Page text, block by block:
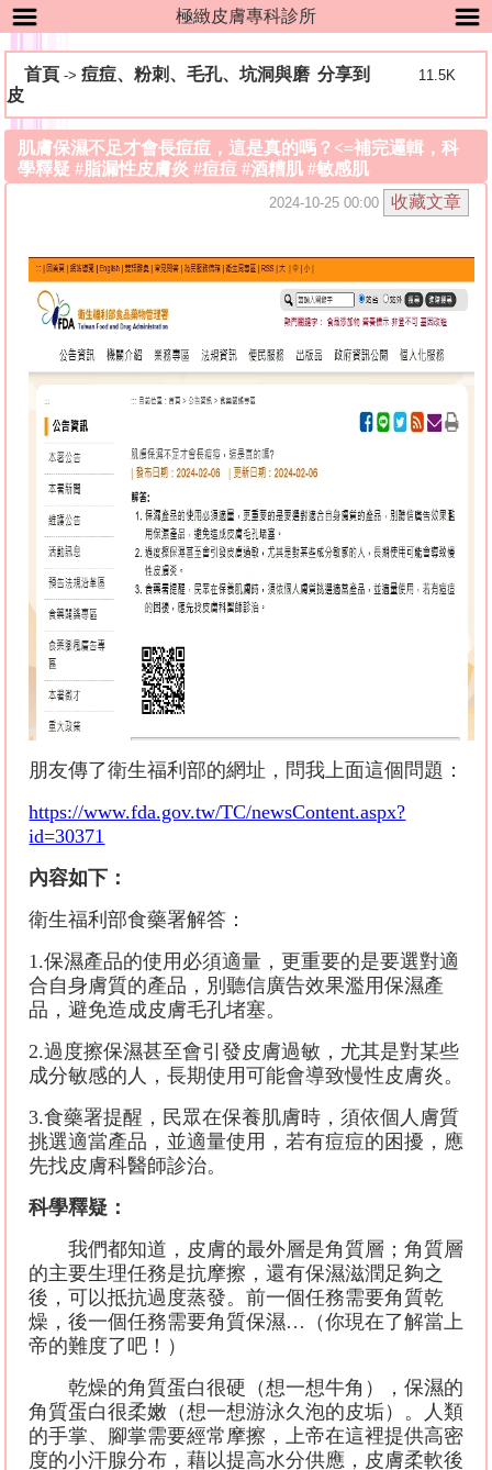
極緻皮膚專科診所
首頁 ->痘痘、粉刺、毛孔、坑洞與磨
皮
分享到 11.5K
肌膚保濕不足才會長痘痘，這是真的嗎？<=補完邏輯，科
學釋疑 #脂漏性皮膚炎 #痘痘 #酒糟肌 #敏感肌
2024-10-25 00:00
朋友傳了衛生福利部的網址，問我上面這個問題：
https://www.fda.gov.tw/TC/newsContent.aspx?
id=30371
內容如下：
衛生福利部食藥署解答：
1.保濕產品的使用必須適量，更重要的是要選對適
合自身膚質的產品，別聽信廣告效果濫用保濕產
品，避免造成皮膚毛孔堵塞。
2.過度擦保濕甚至會引發皮膚過敏，尤其是對某些
成分敏感的人，長期使用可能會導致慢性皮膚炎。
3.食藥署提醒，民眾在保養肌膚時，須依個人膚質
挑選適當產品，並適量使用，若有痘痘的困擾，應
先找皮膚科醫師診治。
科學釋疑：
我們都知道，皮膚的最外層是角質層；角質層
的主要生理任務是抗摩擦，還有保濕滋潤足夠之
後，可以抵抗過度蒸發。前一個任務需要角質乾
燥，後一個任務需要角質保濕…
（你現在了解當上
帝的難度了吧！）
乾燥的角質蛋白很硬（想一想牛角），保濕的
角質蛋白很柔嫩（想一想游泳久泡的皮垢）。人類
的手掌、腳掌需要經常摩擦，上帝在這裡提供高密
度的小汗腺分布，藉以提高水分供應，皮膚柔軟後